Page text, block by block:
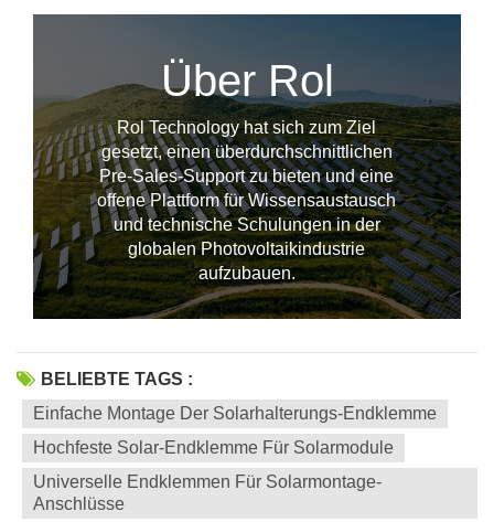
Über Rol
Rol Technology hat sich zum Ziel
gesetzt, einen überdurchschnittlichen
Pre-Sales-Support zu bieten und eine
offene Plattform für Wissensaustausch
und technische Schulungen in der
globalen Photovoltaikindustrie
aufzubauen.
--------------占位---------------
BELIEBTE TAGS :
Einfache Montage Der Solarhalterungs-Endklemme
Hochfeste Solar-Endklemme Für Solarmodule
Universelle Endklemmen Für Solarmontage-
Anschlüsse